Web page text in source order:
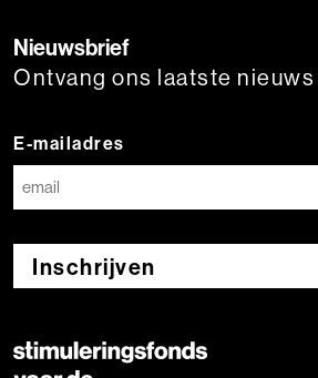
Nieuwsbrief
Ontvang ons laatste nieuws
E-mailadres
Inschrijven